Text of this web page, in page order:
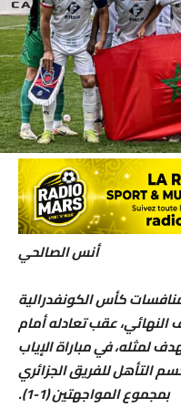
أنس الصالحي
كأس الكونفدرالية
النهائي، عقب تعادله أمام
لمثله، في مباراة الإياب
التأهل للفريق الجزائري
بمجموع المواجهتين (1-1).